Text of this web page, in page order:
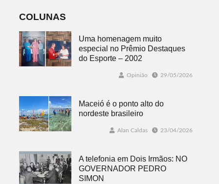
COLUNAS
Uma homenagem muito
especial no Prêmio Destaques
do Esporte – 2002
Opinião 29/05/2026
Maceió é o ponto alto do
nordeste brasileiro
Alan Caldas 23/04/2026
A telefonia em Dois Irmãos: NO
GOVERNADOR PEDRO
SIMON